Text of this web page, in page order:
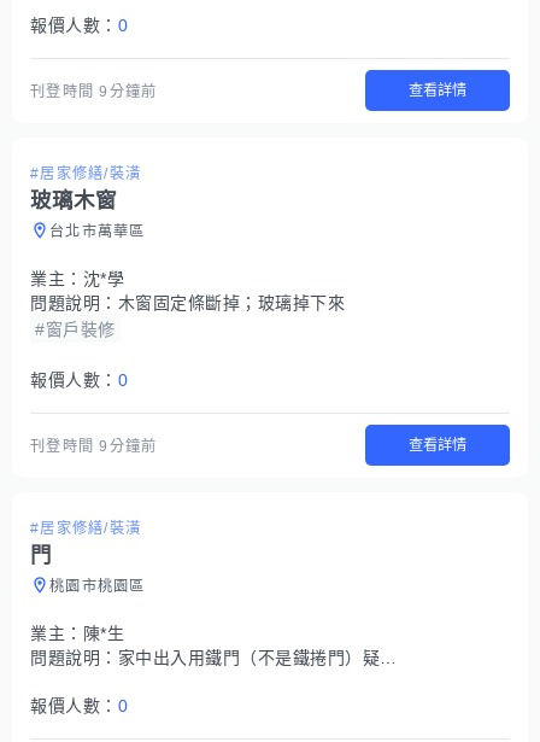
報價人數： 0
刊登時間9分鐘前 查看詳情
#居家修繕/裝潢
玻璃木窗
台北市萬華區
業主： 沈*學
問題說明： 木窗固定條斷掉；玻璃掉下來
#窗戶裝修
報價人數： 0
刊登時間9分鐘前 查看詳情
#居家修繕/裝潢
門
桃園市桃園區
業主： 陳*生
問題說明： 家中出入用鐵門（不是鐵捲門）疑似被撞到歪掉了，換門要多少錢.....
報價人數： 0